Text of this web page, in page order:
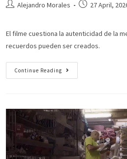
Alejandro Morales 27 April,
El filme cuestiona la autenticidad de la
recuerdos pueden ser creados.
Continue Reading